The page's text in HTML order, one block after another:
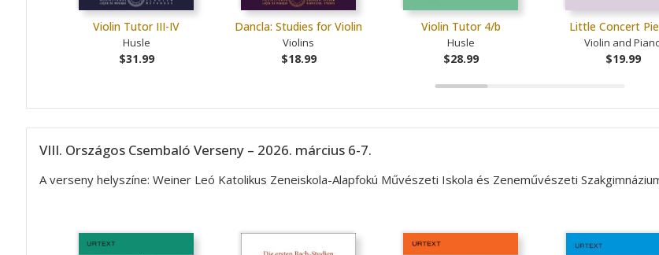
Violin Tutor III-IV
Husle
$31.99
Dancla: Studies for Violin
Violins
$18.99
Violin Tutor 4/b
Husle
$28.99
Little Concert
Violin and
$19.99
VIII. Országos Csembaló Verseny – 2026. március 6-7.
A verseny helyszíne: Weiner Leó Katolikus Zeneiskola-Alapfokú Művészeti Iskola és Zeneművészeti